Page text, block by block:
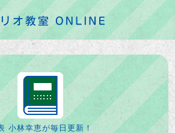
小林幸恵が毎日更新！